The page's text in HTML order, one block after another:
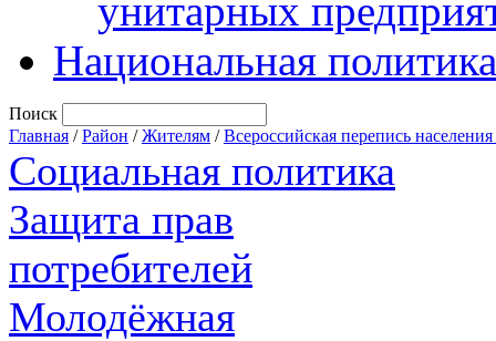
унитарных
Национальная политика
Поиск
Главная /Район /Жителям /Всероссийская перепись
Социальная политика
Защита прав
потребителей
Молодёжная